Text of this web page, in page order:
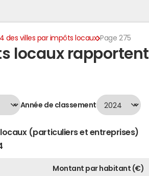
des villes par impôts locaux Page 275
locaux rapportent
Année de classement
(particuliers et entreprises)
Montant par habitant (€)